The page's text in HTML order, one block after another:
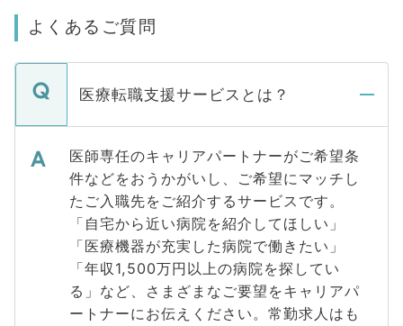
よくあるご質問
医療転職支援サービスとは？
医師専任のキャリアパートナーがご希望条
件などをおうかがいし、ご希望にマッチし
たご入職先をご紹介するサービスです。
「自宅から近い病院を紹介してほしい」
「医療機器が充実した病院で働きたい」
「年収1,500万円以上の病院を探してい
る」など、さまざまなご要望をキャリアパ
ートナーにお伝えください。常勤求人はも